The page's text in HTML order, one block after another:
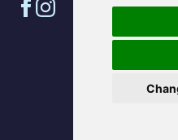
Gérer
et de